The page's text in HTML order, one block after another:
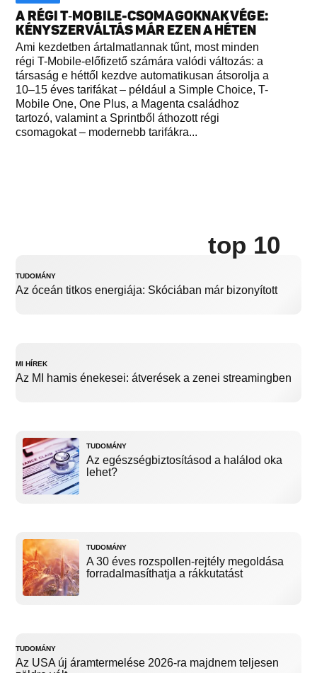
A RÉGI T‑MOBILE-CSOMAGOKNAK VÉGE:
KÉNYSZERVÁLTÁS MÁR EZEN A HÉTEN
Ami kezdetben ártalmatlannak tűnt, most minden
régi T-Mobile-előfizető számára valódi változás: a
társaság e héttől kezdve automatikusan átsorolja a
10–15 éves tarifákat – például a Simple Choice, T-
Mobile One, One Plus, a Magenta családhoz
tartozó, valamint a Sprintből áthozott régi
csomagokat – modernebb tarifákra...
top 10
TUDOMÁNY
Az óceán titkos energiája: Skóciában már bizonyított
MI HÍREK
Az MI hamis énekesei: átverések a zenei streamingben
TUDOMÁNY
Az egészségbiztosításod a halálod oka
lehet?
TUDOMÁNY
A 30 éves rozspollen-rejtély megoldása
forradalmasíthatja a rákkutatást
TUDOMÁNY
Az USA új áramtermelése 2026-ra majdnem teljesen